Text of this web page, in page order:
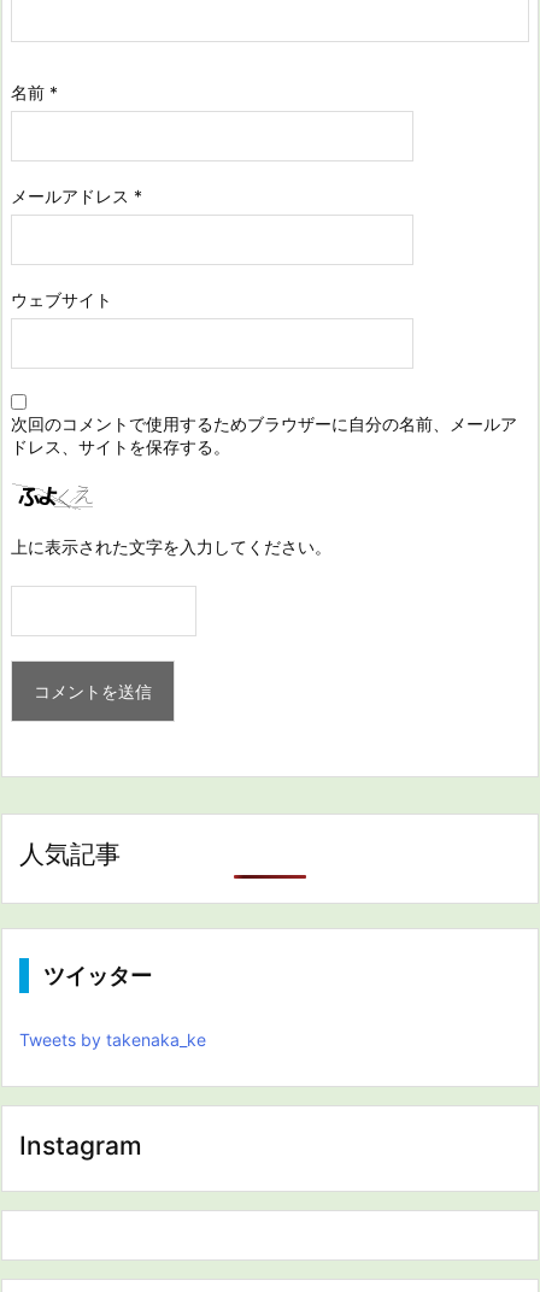
名前 *
メールアドレス *
ウェブサイト
次回のコメントで使用するためブラウザーに自分の名前、メールア
ドレス、サイトを保存する。
上に表示された文字を入力してください。
人気記事
ツイッター
Tweets by takenaka_ke
Instagram